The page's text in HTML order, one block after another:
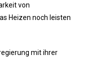
von
Heizen noch leisten
mit ihrer